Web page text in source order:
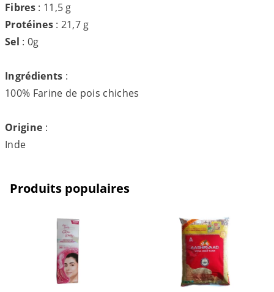
Fibres : 11,5 g
Protéines : 21,7 g
Sel : 0g
Ingrédients :
100% Farine de pois chiches
Origine :
Inde
Produits populaires